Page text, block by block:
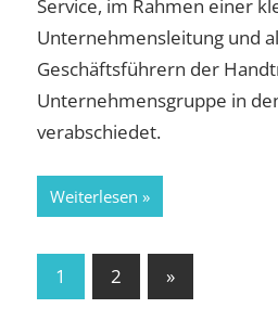
Service, im Rahmen einer
Unternehmensleitung und
Geschäftsführern der
Unternehmensgruppe in
verabschiedet.
Weiterlesen
1 2
Nächste
Beiträge
»